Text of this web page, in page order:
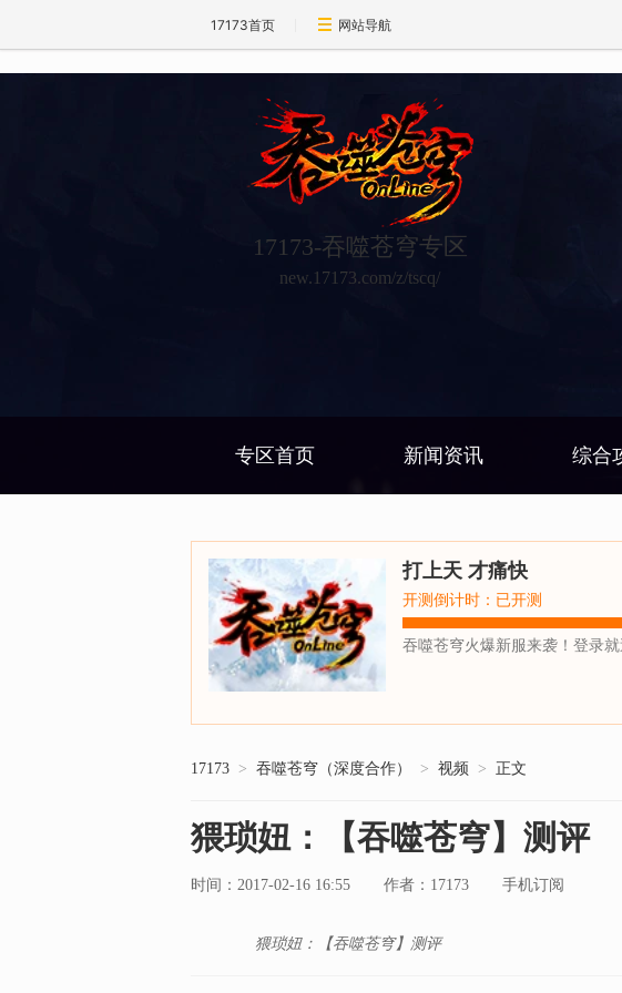
17173首页 网站导航
17173-吞噬苍穹专区
new.17173.com/z/tscq/
专区首页 新闻资讯 综合
打上天 才痛快
开测倒计时： 已开测
吞噬苍穹火爆新服来袭！登录
17173 > 吞噬苍穹（深度合作） > 视频 > 正文
猥琐妞：【吞噬苍穹】测评
时间：2017-02-16 16:55 作者： 17173 手机订阅
猥琐妞：【吞噬苍穹】测评